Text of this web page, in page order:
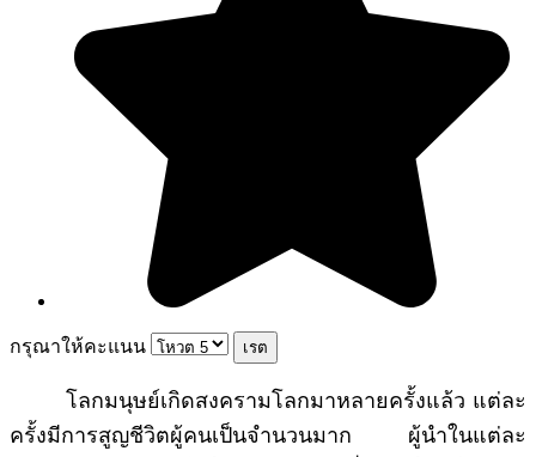
กรุณาให้คะแนน
โลกมนุษย์เกิดสงครามโลกมาหลายครั้งแล้ว แต่ละ
ครั้งมีการสูญชีวิตผู้คนเป็นจำนวนมาก ผู้นำในแต่ละ